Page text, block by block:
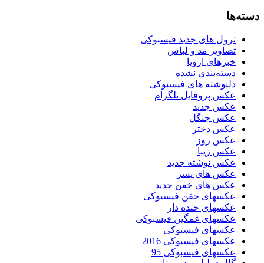
دسته‌ها
ترول های جدید فیسبوکی
تصاویر مد و لباس
خبرهای اروپا
دسته‌بندی نشده
دلنوشته های فیسبوکی
عکس پروفایل تلگرام
عکس جدید
عکس جنگل
عکس دختر
عکس روز
عکس زیبا
عکس نوشته جدید
عکس های پسر
عکس های خفن جدید
عکسهای خفن فیسبوکی
عکسهای خنده دار
عکسهای غمگین فیسبوکی
عکسهای فیسبوکی
عکسهای فیسبوکی 2016
عکسهای فیسبوکی 95